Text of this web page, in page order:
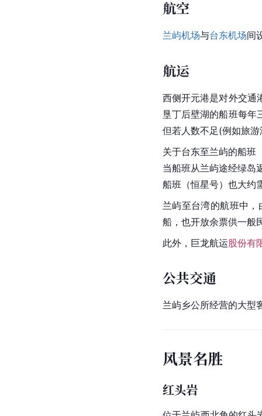
航空
兰屿机场与台东机场间
航运
西侧开元港是对外交通
垦丁后壁湖的船班每年
但若人数不足(例如旅
关于台东至兰屿的船班
当船班从兰屿途经绿岛
船班（恒星号）也大约
兰屿至台湾的航班中
船，也开放余票供一般
此外，巨龙航运股份有
公共交通
兰屿乡公所经营的大型
风景名胜
红头岩